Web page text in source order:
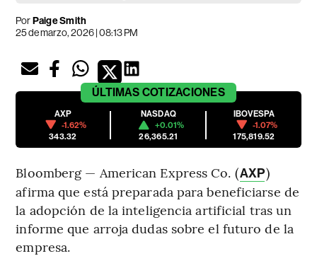
PorPaige Smith
25 de marzo, 2026 | 08:13 PM
ÚLTIMAS COTIZACIONES
AXP
-1.62%
343.32
NASDAQ
+0.01%
26,365.21
IBOVESPA
-1.07%
175,819.52
Bloomberg — American Express Co. (AXP)
afirma que está preparada para beneficiarse de
la adopción de la inteligencia artificial tras un
informe que arroja dudas sobre el futuro de la
empresa.